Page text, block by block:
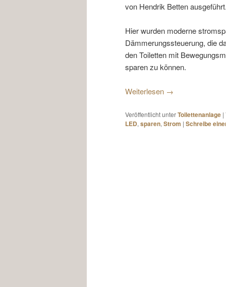
von Hendrik Betten
Hier wurden moderne
Dämmerungssteuerung, die
den Toiletten mit
sparen zu können.
Weiterlesen →
Veröffentlicht unterToilettenanlage |
LED, sparen, Strom | Schreibe